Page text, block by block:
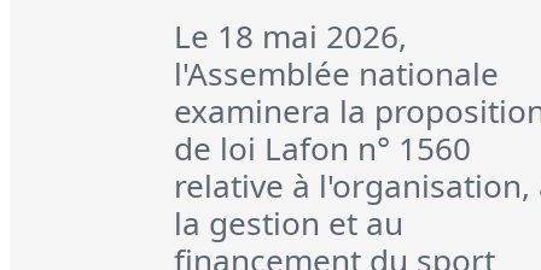
Le 18 mai 2026,
l'Assemblée nationale
examinera la
de loi Lafon n° 1560
relative à l'organisation,
la gestion et au
financement du sport